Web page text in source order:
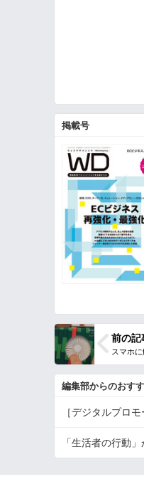
掲載号
前の記
編集部からのおす
［デジタルプロ
「生活者の行動